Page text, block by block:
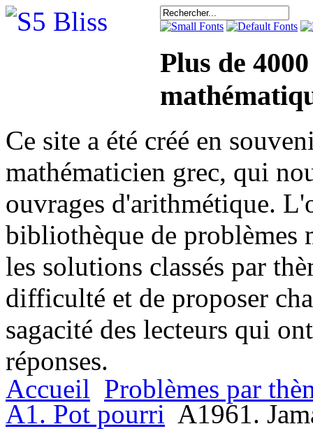
Plus de
Ce site a été créé en
mathématicien grec, qui
ouvrages d'arithmétique.
bibliothèque de problèmes
les solutions classés par
difficulté et de proposer
sagacité des lecteurs qui
réponses.
Accueil Problèmes par
A1. Pot pourri A1961.